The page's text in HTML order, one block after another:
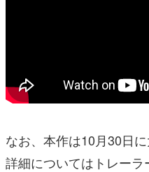
なお、本作は10月30日
詳細についてはトレーラ